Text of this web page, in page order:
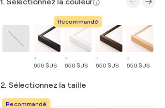
1. Sélectionnez la couleur
+
650 $US
Recommandé
+
650 $US
+
650 $US
+
650 $US
2. Sélectionnez la taille
Recommandé